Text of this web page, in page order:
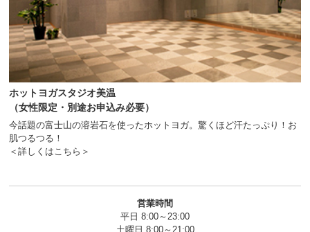
ホットヨガスタジオ美温
（女性限定・別途お申込み必要）
今話題の富士山の溶岩石を使ったホットヨガ。驚くほど汗たっぷり！お
肌つるつる！
＜詳しくはこちら＞
営業時間
平日 8:00～23:00
土曜日 8:00～21:00